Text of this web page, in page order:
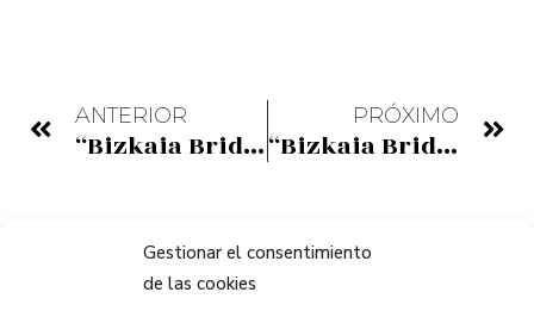
Gestionar el consentimiento
de las cookies
ANTERIOR
“Bizkaia Bridge & Partners”: Puentes Transbordares de ayer y hoy
PRÓXIMO
“Bizkaia Bridge & Partners”: Shuttle Bridges past and present